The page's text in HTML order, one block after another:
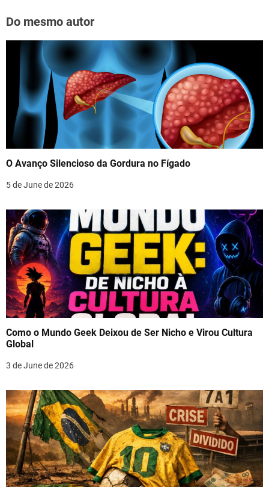
Do mesmo autor
O Avanço Silencioso da Gordura no Fígado
5 de June de 2026
Como o Mundo Geek Deixou de Ser Nicho e Virou Cultura
Global
3 de June de 2026